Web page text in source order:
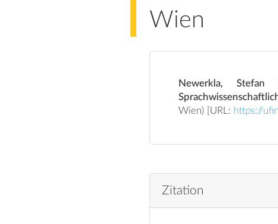
Wien
Newerkla, Stefan
Wien) [URL: https://
Zitation